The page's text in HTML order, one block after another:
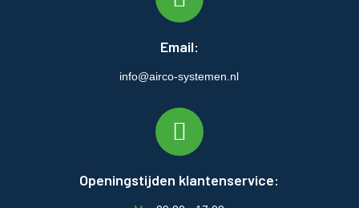
Email:
info@airco-systemen.nl
Openingstijden klantenservice: